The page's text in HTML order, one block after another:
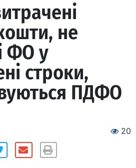
не
ФО у
строки,
ПДФО
20